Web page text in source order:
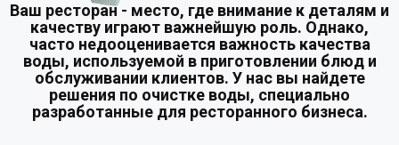
Ваш ресторан - место, где внимание к деталям и
качеству играют важнейшую роль. Однако,
часто недооценивается важность качества
воды, используемой в приготовлении блюд и
обслуживании клиентов. У нас вы найдете
решения по очистке воды, специально
разработанные для ресторанного бизнеса.